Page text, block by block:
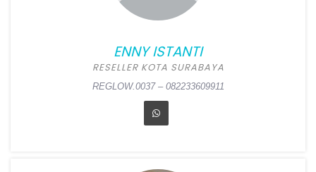
No 37, Jepara, Bubutan,
Surabaya
REGLOW.0038 – 082245078446
ENNY ISTANTI
RESELLER KOTA SURABAYA
REGLOW.0037 – 082233609911